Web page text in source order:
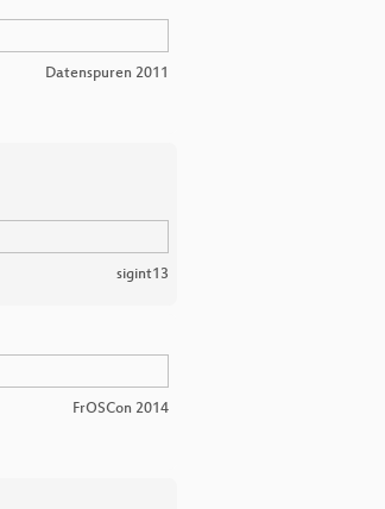
Datenspuren 2011
sigint13
FrOSCon 2014